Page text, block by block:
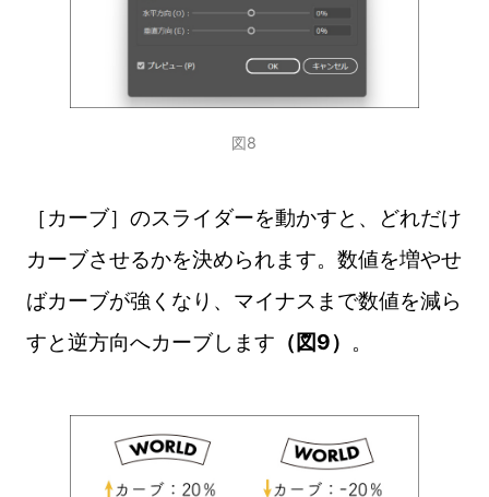
図8
［カーブ］のスライダーを動かすと、どれだけ
カーブさせるかを決められます。数値を増やせ
ばカーブが強くなり、マイナスまで数値を減ら
すと逆方向へカーブします （図9） 。